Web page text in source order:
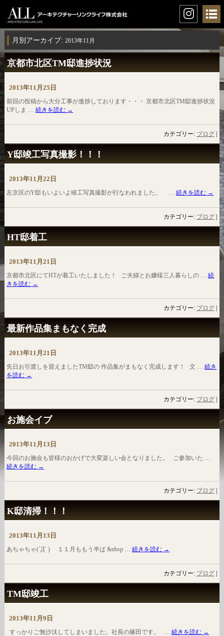
月別アーカイブ: 2013年11月
京都市北区TM邸進捗状況
2013年11月25日
前回の投稿から大分工事が進捗しております・・・ 京都市北区TM邸進捗状況
UPしま …続きを読む →
カテゴリー: ブログ
Y邸竣工写真撮影！！！
2013年11月22日
左京区のY邸もいよいよ竣工写真撮影が行なわれました。 …続きを読む →
カテゴリー: ブログ
HT邸着工
2013年11月21日
京都市北区にてHTが着工いたしました！ ご夫婦とお嬢様三人暮らしの …続
きを読む →
カテゴリー: ブログ
最新作品集まもなく完成
2013年11月21日
先日お引渡しを迎えましたTM邸の 作品集がまもなく完成します！ 文 …続き
を読む →
カテゴリー: ブログ
お施会イブ
2013年11月13日
今回のお施会も皆様のおかげで大変楽しい会となりました。 ご参加いた …
続きを読む →
カテゴリー: ブログ
K邸清掃！！！
2013年11月13日
あちゃちゃ(´Д` ) １１月ももう半ば &nbsp …続きを読む →
カテゴリー: ブログ
TM邸竣工
2013年11月9日
すっかりご無沙汰してしまいました。社長の篠田です。 …続きを読む →